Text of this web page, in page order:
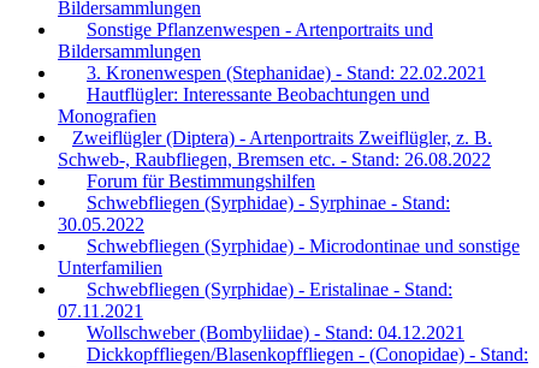
Bildersammlungen
Sonstige Pflanzenwespen - Artenportraits und
Bildersammlungen
3. Kronenwespen (Stephanidae) - Stand: 22.02.2021
Hautflügler: Interessante Beobachtungen und
Monografien
Zweiflügler (Diptera) - Artenportraits Zweiflügler, z. B.
Schweb-, Raubfliegen, Bremsen etc. - Stand: 26.08.2022
Forum für Bestimmungshilfen
Schwebfliegen (Syrphidae) - Syrphinae - Stand:
30.05.2022
Schwebfliegen (Syrphidae) - Microdontinae und sonstige
Unterfamilien
Schwebfliegen (Syrphidae) - Eristalinae - Stand:
07.11.2021
Wollschweber (Bombyliidae) - Stand: 04.12.2021
Dickkopffliegen/Blasenkopffliegen - (Conopidae) - Stand: